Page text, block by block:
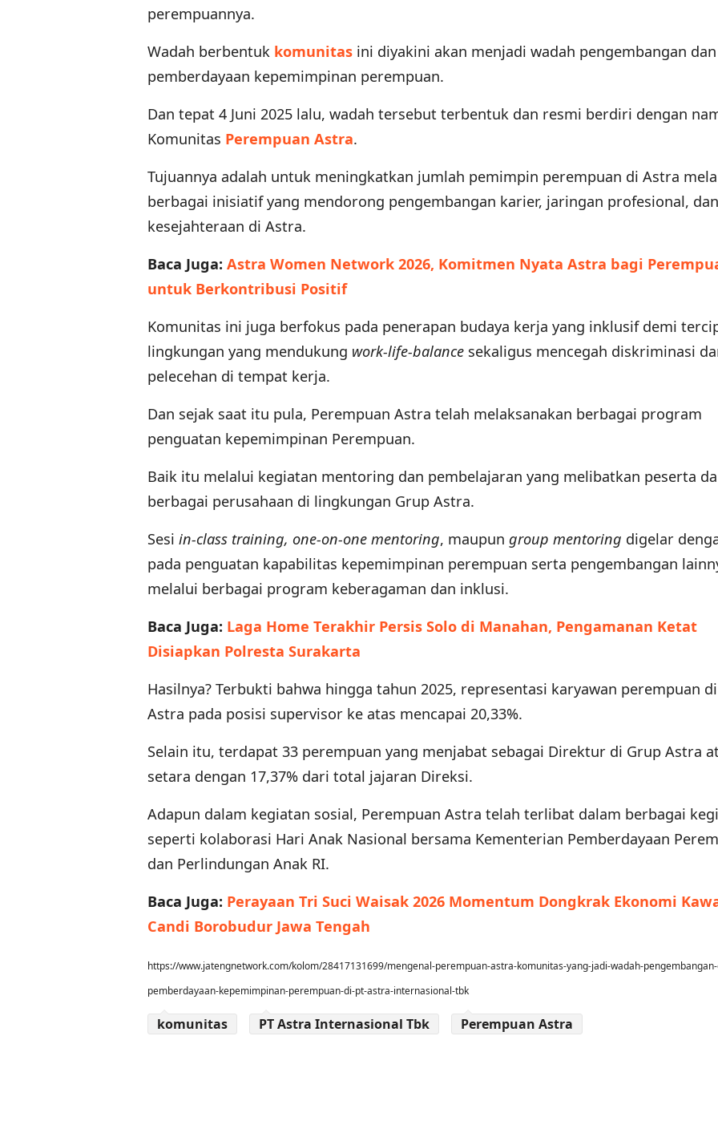
perempuannya.
Wadah berbentuk komunitas ini diyakini akan menjadi wadah pengembangan dan
pemberdayaan kepemimpinan perempuan.
Dan tepat 4 Juni 2025 lalu, wadah tersebut terbentuk dan resmi berdiri dengan
Komunitas Perempuan Astra.
Tujuannya adalah untuk meningkatkan jumlah pemimpin perempuan di Astra
berbagai inisiatif yang mendorong pengembangan karier, jaringan profesional, dan
kesejahteraan di Astra.
Baca Juga: Astra Women Network 2026, Komitmen Nyata Astra bagi
untuk Berkontribusi Positif
Komunitas ini juga berfokus pada penerapan budaya kerja yang inklusif demi
lingkungan yang mendukung work-life-balance sekaligus mencegah diskriminasi
pelecehan di tempat kerja.
Dan sejak saat itu pula, Perempuan Astra telah melaksanakan berbagai program
penguatan kepemimpinan Perempuan.
Baik itu melalui kegiatan mentoring dan pembelajaran yang melibatkan peserta
berbagai perusahaan di lingkungan Grup Astra.
Sesi in-class training, one-on-one mentoring, maupun group mentoring digelar
pada penguatan kapabilitas kepemimpinan perempuan serta pengembangan
melalui berbagai program keberagaman dan inklusi.
Baca Juga: Laga Home Terakhir Persis Solo di Manahan, Pengamanan Ketat
Disiapkan Polresta Surakarta
Hasilnya? Terbukti bahwa hingga tahun 2025, representasi karyawan perempuan
Astra pada posisi supervisor ke atas mencapai 20,33%.
Selain itu, terdapat 33 perempuan yang menjabat sebagai Direktur di Grup Astra
setara dengan 17,37% dari total jajaran Direksi.
Adapun dalam kegiatan sosial, Perempuan Astra telah terlibat dalam berbagai
seperti kolaborasi Hari Anak Nasional bersama Kementerian Pemberdayaan
dan Perlindungan Anak RI.
Baca Juga: Perayaan Tri Suci Waisak 2026 Momentum Dongkrak Ekonomi
Candi Borobudur Jawa Tengah
https://www.jatengnetwork.com/kolom/28417131699/mengenal-perempuan-astra-komunitas-yang-jadi-wadah-
pemberdayaan-kepemimpinan-perempuan-di-pt-astra-internasional-tbk
komunitas PT Astra Internasional Tbk Perempuan Astra